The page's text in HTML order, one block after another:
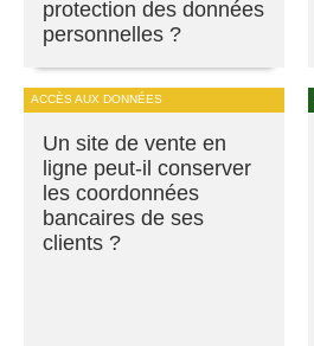
protection des données
personnelles ?
ACCÈS AUX DONNÉES
Un site de vente en
ligne peut-il conserver
les coordonnées
bancaires de ses
clients ?